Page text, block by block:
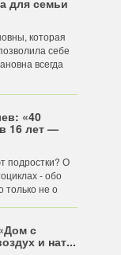
для семьи
которая
себе
всегда
«40
16 лет —
подростки? О
- обо
только не о
с
и нат...